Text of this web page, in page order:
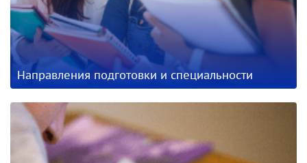
Направления подготовки и специальности